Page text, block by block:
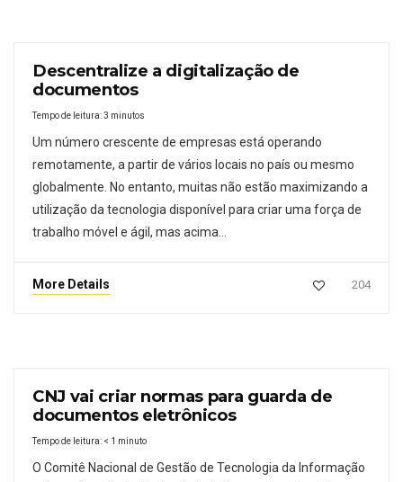
Descentralize a digitalização de
documentos
Tempo de leitura:3 minutos
Um número crescente de empresas está operando
remotamente, a partir de vários locais no país ou mesmo
globalmente. No entanto, muitas não estão maximizando a
utilização da tecnologia disponível para criar uma força de
trabalho móvel e ágil, mas acima…
More Details 204
CNJ vai criar normas para guarda de
documentos eletrônicos
Tempo de leitura: < 1 minuto
O Comitê Nacional de Gestão de Tecnologia da Informação